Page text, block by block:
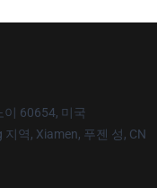
이 60654, 미국
역, Xiamen, 푸젠 성, CN